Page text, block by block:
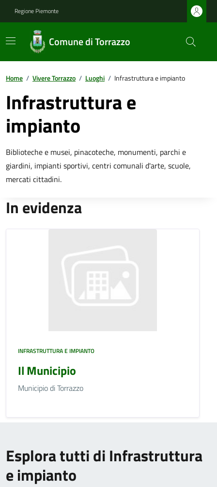
Regione Piemonte
Comune di Torrazzo
Home / Vivere Torrazzo / Luoghi / Infrastruttura e impianto
Infrastruttura e
impianto
Biblioteche e musei, pinacoteche, monumenti, parchi e
giardini, impianti sportivi, centri comunali d'arte, scuole,
mercati cittadini.
In evidenza
INFRASTRUTTURA E IMPIANTO
Il Municipio
Municipio di Torrazzo
Esplora tutti di Infrastruttura
e impianto